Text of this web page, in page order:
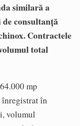
similară a
consultanță
Contractele
total
mp
în
volumul